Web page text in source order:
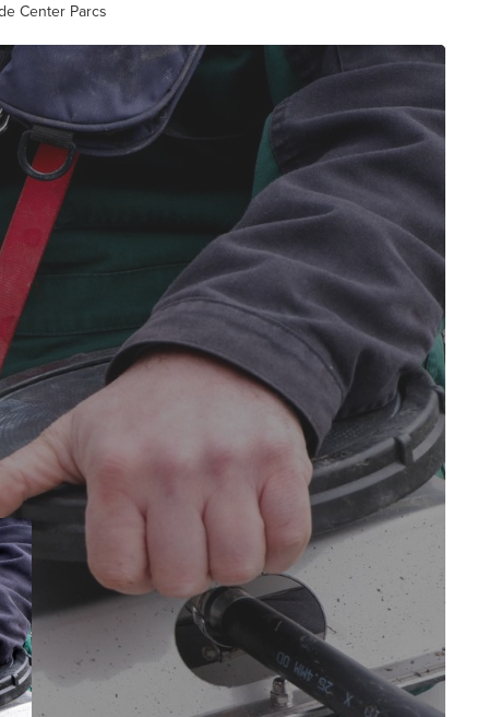
Center Parcs